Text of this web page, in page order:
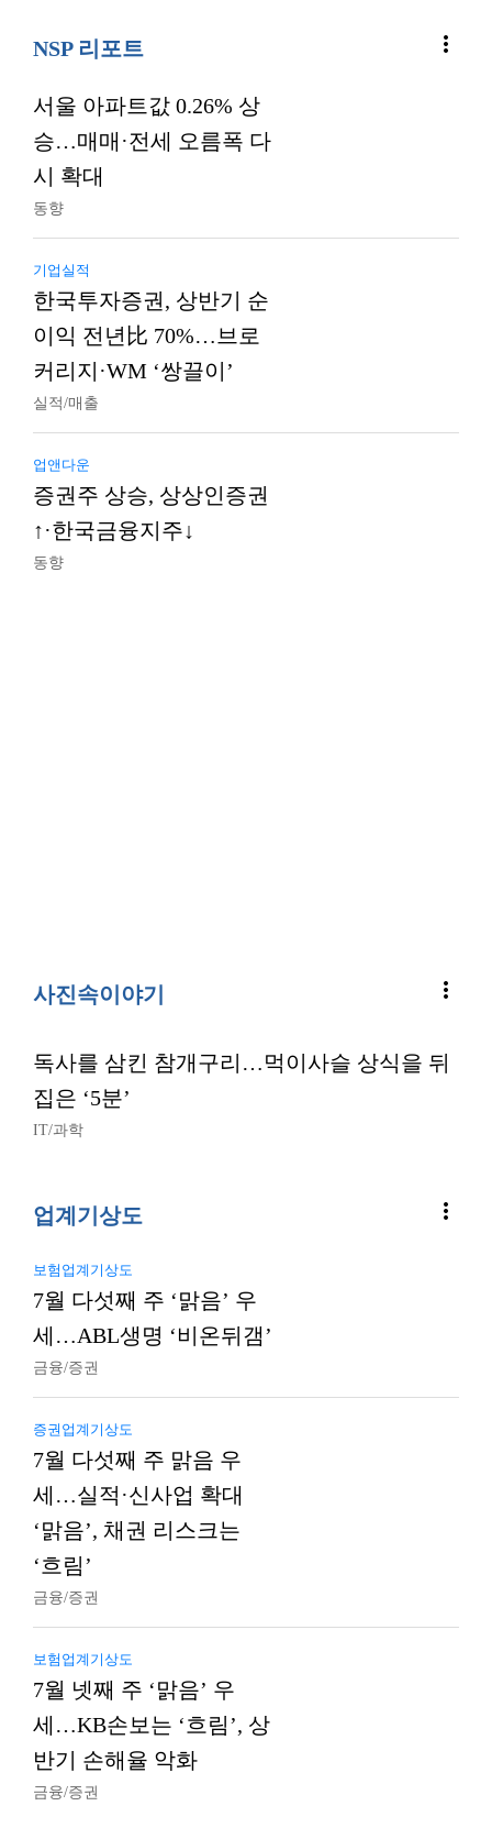
NSP 리포트 more_vert
서울 아파트값 0.26% 상
승…매매·전세 오름폭 다
시 확대
동향
기업실적
한국투자증권, 상반기 순
이익 전년比 70%…브로
커리지·WM ‘쌍끌이’
실적/매출
업앤다운
증권주 상승, 상상인증권
↑·한국금융지주↓
동향
사진속이야기 more_vert
독사를 삼킨 참개구리…먹이사슬 상식을 뒤
집은 ‘5분’
IT/과학
업계기상도 more_vert
보험업계기상도
7월 다섯째 주 ‘맑음’ 우
세…ABL생명 ‘비온뒤갬’
금융/증권
증권업계기상도
7월 다섯째 주 맑음 우
세…실적·신사업 확대
‘맑음’, 채권 리스크는
‘흐림’
금융/증권
보험업계기상도
7월 넷째 주 ‘맑음’ 우
세…KB손보는 ‘흐림’, 상
반기 손해율 악화
금융/증권